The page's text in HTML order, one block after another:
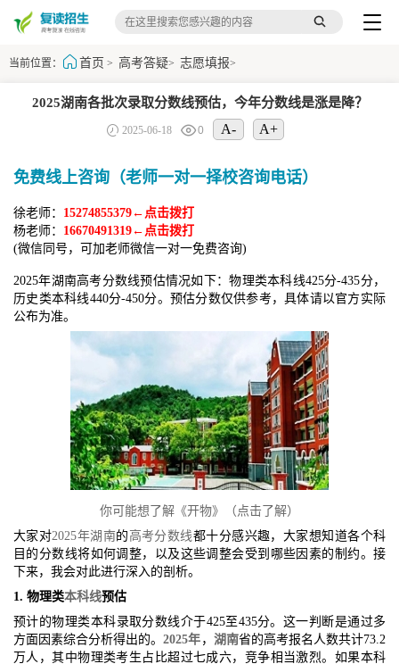
当前位置： 首页 > 高考答疑> 志愿填报>
2025湖南各批次录取分数线预估，今年分数线是涨是降？
2025-06-18 0 A- A+
免费线上咨询（老师一对一择校咨询电话）
徐老师： 15274855379←点击拨打
杨老师： 16670491319←点击拨打
(微信同号，可加老师微信一对一免费咨询)
2025年湖南高考分数线预估情况如下：物理类本科线425分-435分，
历史类本科线440分-450分。预估分数仅供参考，具体请以官方实际
公布为准。
你可能想了解《开物》（点击了解）
大家对2025年湖南的 高考分数线都十分感兴趣，大家想知道各个科
目的分数线将如何调整，以及这些调整会受到哪些因素的制约。接
下来，我会对此进行深入的剖析。
1. 物理类本科线预估
预计的物理类本科录取分数线介于425至435分。这一判断是通过多
方面因素综合分析得出的。2025年 ， 湖南省的高考报名人数共计73.2
万人，其中物理类考生占比超过七成六，竞争相当激烈。如果本科